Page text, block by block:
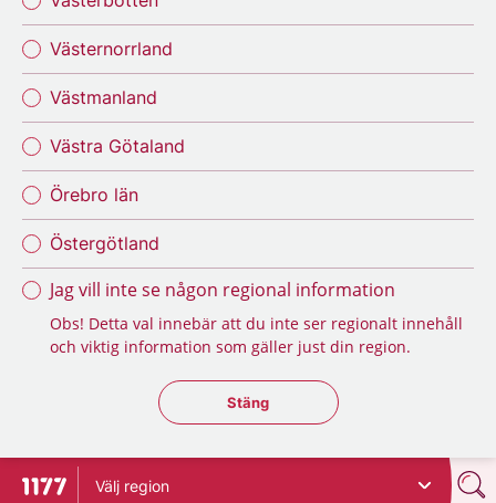
Västernorrland
Västmanland
Västra Götaland
Örebro län
Östergötland
Jag vill inte se någon regional information
Obs! Detta val innebär att du inte ser regionalt innehåll
och viktig information som gäller just din region.
Stäng regionsväljaren
Stäng
Till startsidan för 1177
Välj region